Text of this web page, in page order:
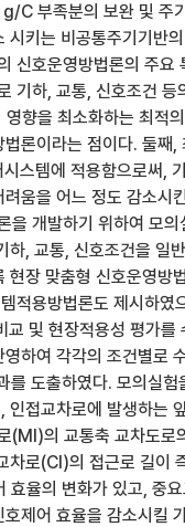
C 부족분의 보완 및 주
시키는 비공통주기기반
신호운영방법론의 주요
기하, 교통, 신호조건 등
향을 최소화하는 최적
론이라는 점이다. 둘째
스템에 적용함으로써,
움을 어느 정도 감소시
을 개발하기 위하여 모
하, 교통, 신호조건을 일
현장 맞춤형 신호운영방
적용방법론도 제시하였
및 현장적용성 평가를
영하여 각각의 조건별
도출하였다. 모의실
인접교차로에 발생하는
(MI)의 교통축 교차도로
차로(CI)의 접근로 길이
율의 변화가 있고, 중요
제어 효율을 감소시킬